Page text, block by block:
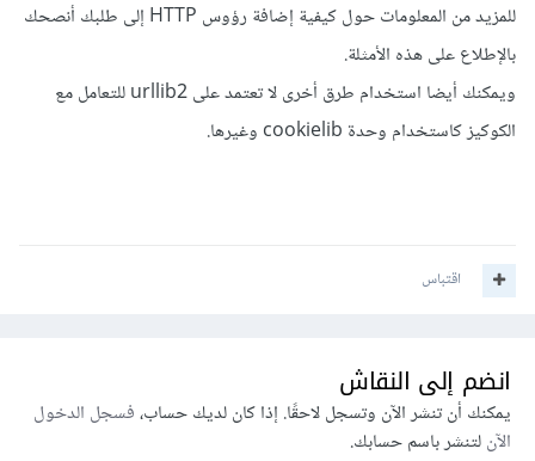
للمزيد من المعلومات حول كيفية إضافة رؤوس HTTP إلى طلبك أنصحك
بالإطلاع على هذه الأمثلة.
ويمكنك أيضا استخدام طرق أخرى لا تعتمد على urllib2 للتعامل مع
الكوكيز كاستخدام وحدة cookielib وغيرها.
اقتباس
انضم إلى النقاش
يمكنك أن تنشر الآن وتسجل لاحقًا. إذا كان لديك حساب،فسجل الدخول
الآنلتنشر باسم حسابك.